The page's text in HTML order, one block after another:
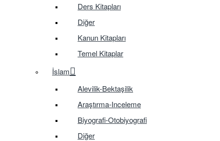
Ders Kitapları
Diğer
Kanun Kitapları
Temel Kitaplar
İslam
Alevilik-Bektaşilik
Araştırma-Inceleme
Biyografi-Otobiyografi
Diğer